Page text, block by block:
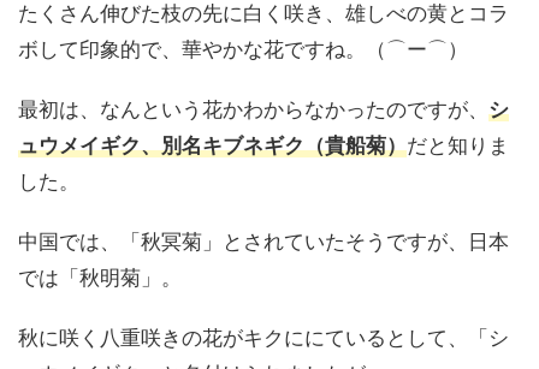
たくさん伸びた枝の先に白く咲き、雄しべの黄とコラ
ボして印象的で、華やかな花ですね。（⌒ー⌒）
最初は、なんという花かわからなかったのですが、 シ
ュウメイギク、別名キブネギク（貴船菊）だと知りま
した。
中国では、「秋冥菊」とされていたそうですが、日本
では「秋明菊」。
秋に咲く八重咲きの花がキクににているとして、「シ